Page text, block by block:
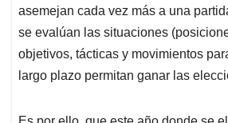
asemejan cada vez más a una
se evalúan las situaciones
objetivos, tácticas y movimientos
largo plazo permitan ganar las